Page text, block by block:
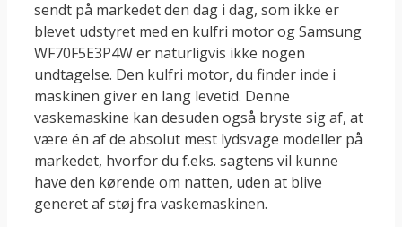
sendt på markedet den dag i dag, som ikke er
blevet udstyret med en kulfri motor og Samsung
WF70F5E3P4W er naturligvis ikke nogen
undtagelse. Den kulfri motor, du finder inde i
maskinen giver en lang levetid. Denne
vaskemaskine kan desuden også bryste sig af, at
være én af de absolut mest lydsvage modeller på
markedet, hvorfor du f.eks. sagtens vil kunne
have den kørende om natten, uden at blive
generet af støj fra vaskemaskinen.